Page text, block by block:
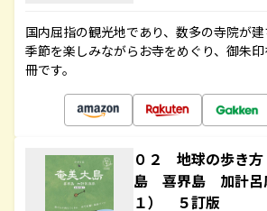
国内屈指の観光地であり、数多の寺院が建
季節を楽しみながらお寺をめぐり、御朱
冊です。
０２ 地球の歩き
島 喜界島 加計呂
１） ５訂版